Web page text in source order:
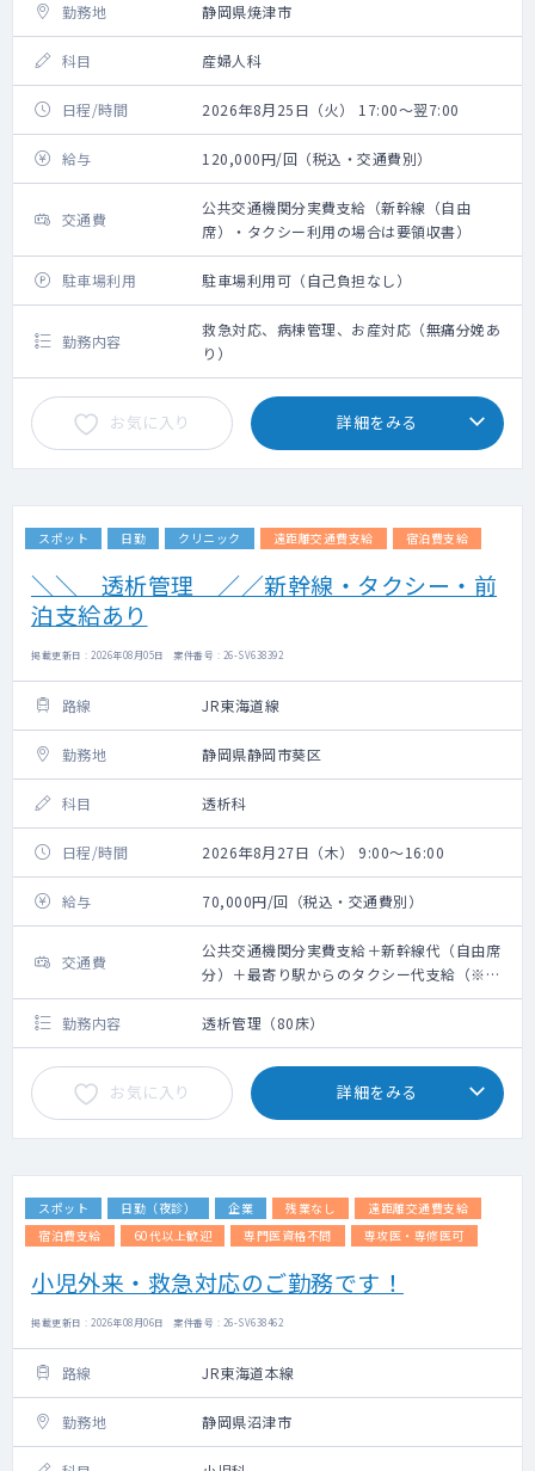
勤務地 静岡県焼津市
科目 産婦人科
日程/時間 2026年8月25日（火） 17:00～翌7:00
給与 120,000円/回（税込・交通費別）
交通費
公共交通機関分実費支給（新幹線（自由
席）・タクシー利用の場合は要領収書）
駐車場利用 駐車場利用可（自己負担なし）
勤務内容
救急対応、病棟管理、お産対応（無痛分娩あ
り）
お気に入り 詳細をみる
スポット 日勤 クリニック 遠距離交通費支給 宿泊費支給
＼＼ 透析管理 ／／新幹線・タクシー・前
泊支給あり
掲載更新日 : 2026年08月05日 案件番号 : 26-SV638392
路線 JR東海道線
勤務地 静岡県静岡市葵区
科目 透析科
日程/時間 2026年8月27日（木） 9:00～16:00
給与 70,000円/回（税込・交通費別）
交通費
公共交通機関分実費支給＋新幹線代（自由席
分）＋最寄り駅からのタクシー代支給（※要
領収書）【上限25,000円まで（往復）】
勤務内容
透析管理（80床）
お気に入り 詳細をみる
スポット 日勤（夜診） 企業 残業なし
遠距離交通費支給
宿泊費支給
60代以上歓迎 専門医資格不問 専攻医・専修医可
小児外来・救急対応のご勤務です！
掲載更新日 : 2026年08月06日 案件番号 : 26-SV638462
路線 JR東海道本線
勤務地 静岡県沼津市